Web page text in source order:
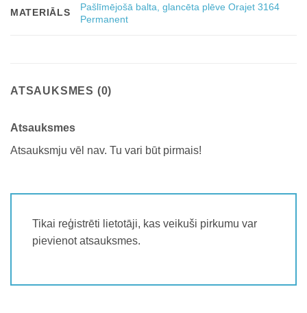
MATERIĀLS
Pašlīmējošā balta, glancēta plēve Orajet 3164
Permanent
ATSAUKSMES (0)
Atsauksmes
Atsauksmju vēl nav. Tu vari būt pirmais!
Tikai reģistrēti lietotāji, kas veikuši pirkumu var
pievienot atsauksmes.